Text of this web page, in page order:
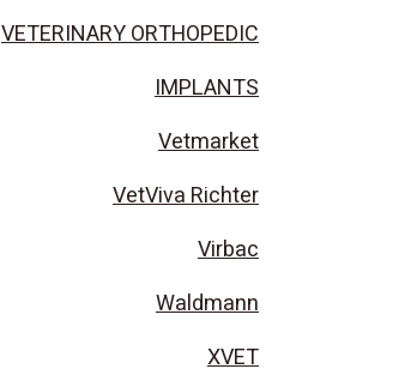
VETERINARY ORTHOPEDIC
IMPLANTS
Vetmarket
VetViva Richter
Virbac
Waldmann
XVET